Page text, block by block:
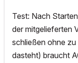
Test: Nach
der mitgelieferten
schließen ohne
dasteht) braucht